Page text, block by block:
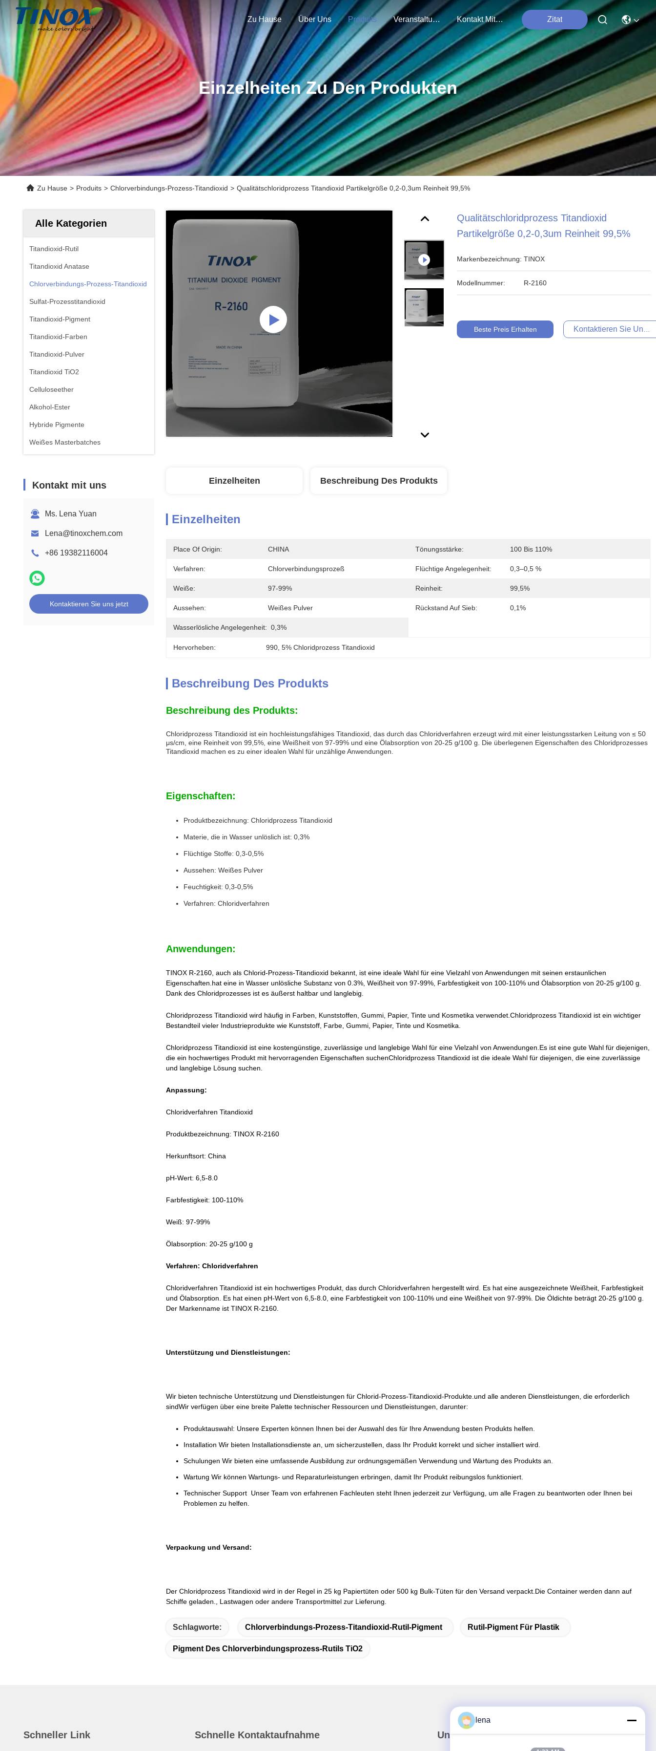
Zu Hause Über Uns Produits Veranstaltungen Kontakt Mit Uns Zitat
Einzelheiten Zu Den Produkten
Zu Hause > Produits > Chlorverbindungs-Prozess-Titandioxid > Qualitätschloridprozess Titandioxid Partikelgröße 0,2-0,3um Reinheit 99,5%
Alle Kategorien
Titandioxid-Rutil
Titandioxid Anatase
Chlorverbindungs-Prozess-Titandioxid
Sulfat-Prozesstitandioxid
Titandioxid-Pigment
Titandioxid-Farben
Titandioxid-Pulver
Titandioxid TiO2
Celluloseether
Alkohol-Ester
Hybride Pigmente
Weißes Masterbatches
Kontakt mit uns
Ms. Lena Yuan
Lena@tinoxchem.com
+86 19382116004
Kontaktieren Sie uns jetzt
Qualitätschloridprozess Titandioxid
Partikelgröße 0,2-0,3um Reinheit 99,5%
Markenbezeichnung: TINOX
Modellnummer: R-2160
Beste Preis Erhalten Kontaktieren Sie Uns
Einzelheiten Beschreibung Des Produkts
Einzelheiten
Place Of Origin: CHINA Tönungsstärke: 100 Bis 110%
Verfahren: Chlorverbindungsprozeß Flüchtige Angelegenheit: 0,3–0,5 %
Weiße: 97-99% Reinheit: 99,5%
Aussehen: Weißes Pulver Rückstand Auf Sieb: 0,1%
Wasserlösliche Angelegenheit: 0,3%
Hervorheben: 990, 5% Chloridprozess Titandioxid
Beschreibung Des Produkts
Beschreibung des Produkts:
Chloridprozess Titandioxid ist ein hochleistungsfähiges Titandioxid, das durch das Chloridverfahren erzeugt wird.mit einer leistungsstarken Leitung von ≤ 50
μs/cm, eine Reinheit von 99,5%, eine Weißheit von 97-99% und eine Ölabsorption von 20-25 g/100 g. Die überlegenen Eigenschaften des Chloridprozesses
Titandioxid machen es zu einer idealen Wahl für unzählige Anwendungen.
Eigenschaften:
Produktbezeichnung: Chloridprozess Titandioxid
Materie, die in Wasser unlöslich ist: 0,3%
Flüchtige Stoffe: 0,3-0,5%
Aussehen: Weißes Pulver
Feuchtigkeit: 0,3-0,5%
Verfahren: Chloridverfahren
Anwendungen:
TINOX R-2160, auch als Chlorid-Prozess-Titandioxid bekannt, ist eine ideale Wahl für eine Vielzahl von Anwendungen mit seinen erstaunlichen
Eigenschaften.hat eine in Wasser unlösliche Substanz von 0.3%, Weißheit von 97-99%, Farbfestigkeit von 100-110% und Ölabsorption von 20-25 g/100 g.
Dank des Chloridprozesses ist es äußerst haltbar und langlebig.
Chloridprozess Titandioxid wird häufig in Farben, Kunststoffen, Gummi, Papier, Tinte und Kosmetika verwendet.Chloridprozess Titandioxid ist ein wichtiger
Bestandteil vieler Industrieprodukte wie Kunststoff, Farbe, Gummi, Papier, Tinte und Kosmetika.
Chloridprozess Titandioxid ist eine kostengünstige, zuverlässige und langlebige Wahl für eine Vielzahl von Anwendungen.Es ist eine gute Wahl für diejenigen,
die ein hochwertiges Produkt mit hervorragenden Eigenschaften suchenChloridprozess Titandioxid ist die ideale Wahl für diejenigen, die eine zuverlässige
und langlebige Lösung suchen.
Anpassung:
Chloridverfahren Titandioxid
Produktbezeichnung: TINOX R-2160
Herkunftsort: China
pH-Wert: 6,5-8.0
Farbfestigkeit: 100-110%
Weiß: 97-99%
Ölabsorption: 20-25 g/100 g
Verfahren: Chloridverfahren
Chloridverfahren Titandioxid ist ein hochwertiges Produkt, das durch Chloridverfahren hergestellt wird. Es hat eine ausgezeichnete Weißheit, Farbfestigkeit
und Ölabsorption. Es hat einen pH-Wert von 6,5-8.0, eine Farbfestigkeit von 100-110% und eine Weißheit von 97-99%. Die Öldichte beträgt 20-25 g/100 g.
Der Markenname ist TINOX R-2160.
Unterstützung und Dienstleistungen:
Wir bieten technische Unterstützung und Dienstleistungen für Chlorid-Prozess-Titandioxid-Produkte.und alle anderen Dienstleistungen, die erforderlich
sindWir verfügen über eine breite Palette technischer Ressourcen und Dienstleistungen, darunter:
Produktauswahl: Unsere Experten können Ihnen bei der Auswahl des für Ihre Anwendung besten Produkts helfen.
Installation Wir bieten Installationsdienste an, um sicherzustellen, dass Ihr Produkt korrekt und sicher installiert wird.
Schulungen Wir bieten eine umfassende Ausbildung zur ordnungsgemäßen Verwendung und Wartung des Produkts an.
Wartung Wir können Wartungs- und Reparaturleistungen erbringen, damit Ihr Produkt reibungslos funktioniert.
Technischer Support ️ Unser Team von erfahrenen Fachleuten steht Ihnen jederzeit zur Verfügung, um alle Fragen zu beantworten oder Ihnen bei
Problemen zu helfen.
Verpackung und Versand:
Der Chloridprozess Titandioxid wird in der Regel in 25 kg Papiertüten oder 500 kg Bulk-Tüten für den Versand verpackt.Die Container werden dann auf
Schiffe geladen., Lastwagen oder andere Transportmittel zur Lieferung.
Schlagworte: Chlorverbindungs-Prozess-Titandioxid-Rutil-Pigment Rutil-Pigment Für Plastik
Pigment Des Chlorverbindungsprozess-Rutils TiO2
Schneller Link Schnelle Kontaktaufnahme Unser Newsletter
lena